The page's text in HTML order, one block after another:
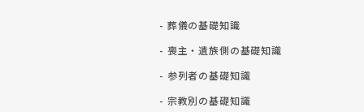
- 葬儀の基礎知識
- 喪主・遺族側の基礎知識
- 参列者の基礎知識
- 宗教別の基礎知識